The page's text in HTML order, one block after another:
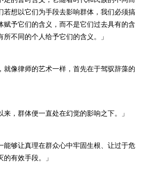
若想以它们为手段去影响群体，我们必须搞
赋予它们的含义，而不是它们过去具有的含
所不同的个人给予它们的含义。」
就像律师的艺术一样，首先在于驾驭辞藻的
来，群体便一直处在幻觉的影响之下。」
能够让真理在群众心中牢固生根、让过于危
的有效手段。」